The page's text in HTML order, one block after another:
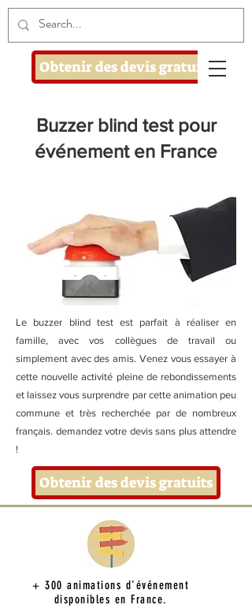
Obtenir des devis gratuits
Buzzer blind test pour
événement en France
Le buzzer blind test est parfait à réaliser en
famille, avec vos collègues de travail ou
simplement avec des amis. Venez vous essayer à
cette nouvelle activité pleine de rebondissements
et laissez vous surprendre par cette animation peu
commune et très recherchée par de nombreux
français. demandez votre devis sans plus attendre
!
Obtenir des devis gratuits
+ 300 animations d'événement
disponibles en France.